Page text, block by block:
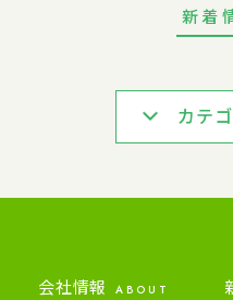
新着
カテ
会社情報 ABOUT